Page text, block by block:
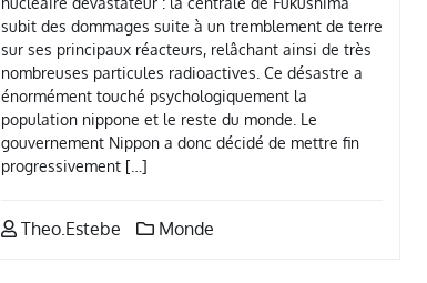
subit des dommages suite à un tremblement de terre
sur ses principaux réacteurs, relâchant ainsi de très
nombreuses particules radioactives. Ce désastre a
énormément touché psychologiquement la
population nippone et le reste du monde. Le
gouvernement Nippon a donc décidé de mettre fin
progressivement […]
Theo.Estebe Monde